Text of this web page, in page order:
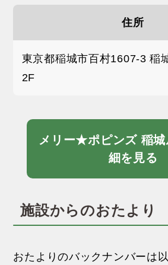
住所
東京都稲城市百村1607-3 稲
2F
メリー★ポピンズ 稲城
細を見る
施設からのおたより
おたよりのバックナンバーは